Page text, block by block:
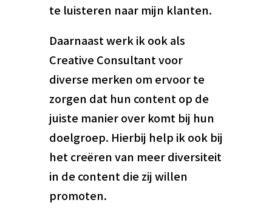
te luisteren naar mijn klanten.
Daarnaast werk ik ook als
Creative Consultant voor
diverse merken om ervoor te
zorgen dat hun content op de
juiste manier over komt bij hun
doelgroep. Hierbij help ik ook bij
het creëren van meer diversiteit
in de content die zij willen
promoten.